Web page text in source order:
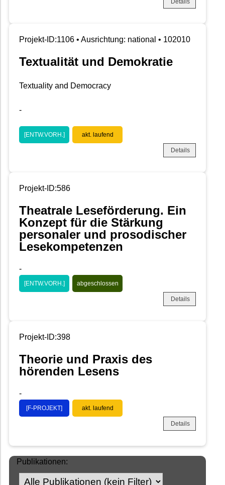
Details
Projekt-ID:1106 • Ausrichtung: national • 102010
Textualität und Demokratie
Textuality and Democracy
-
[ENTW.VORH.] akt. laufend
Details
Projekt-ID:586
Theatrale Leseförderung. Ein
Konzept für die Stärkung
personaler und prosodischer
Lesekompetenzen
-
[ENTW.VORH.] abgeschlossen
Details
Projekt-ID:398
Theorie und Praxis des
hörenden Lesens
-
[F-PROJEKT] akt. laufend
Details
Publikationen: